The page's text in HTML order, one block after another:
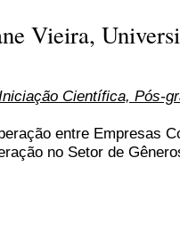
Vieira,
Científica, Pós-
entre Empresas
no Setor de